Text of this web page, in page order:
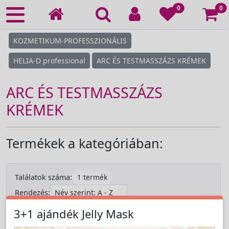
0 0
KOZMETIKUM-PROFESSZIONÁLIS
HELIA-D professional ARC ÉS TESTMASSZÁZS KRÉMEK
ARC ÉS TESTMASSZÁZS
KRÉMEK
Termékek a kategóriában:
Találatok száma:
1 termék
Rendezés:
3+1 ajándék Jelly Mask